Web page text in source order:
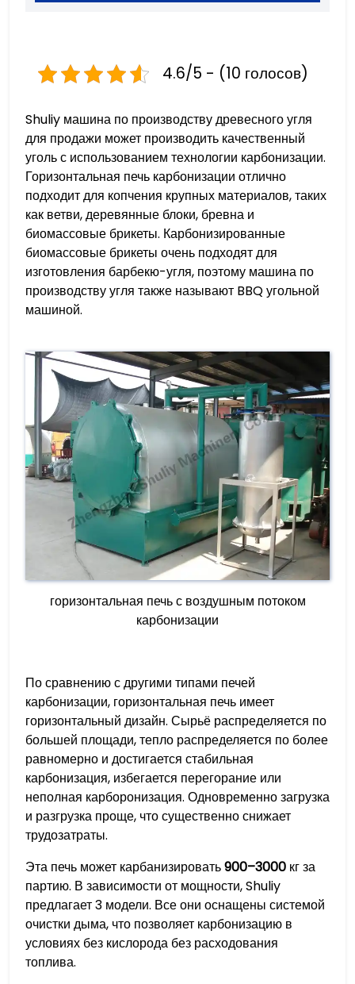
4.6/5 - (10 голосов)
Shuliy машина по производству древесного угля
для продажи может производить качественный
уголь с использованием технологии карбонизации.
Горизонтальная печь карбонизации отлично
подходит для копчения крупных материалов, таких
как ветви, деревянные блоки, бревна и
биомассовые брикеты. Карбонизированные
биомассовые брикеты очень подходят для
изготовления барбекю-угля, поэтому машина по
производству угля также называют BBQ угольной
машиной.
горизонтальная печь с воздушным потоком
карбонизации
По сравнению с другими типами печей
карбонизации, горизонтальная печь имеет
горизонтальный дизайн. Сырьё распределяется по
большей площади, тепло распределяется по более
равномерно и достигается стабильная
карбонизация, избегается перегорание или
неполная карборонизация. Одновременно загрузка
и разгрузка проще, что существенно снижает
трудозатраты.
Эта печь может карбанизировать900–3000 кг за
партию. В зависимости от мощности, Shuliy
предлагает 3 модели. Все они оснащены системой
очистки дыма, что позволяет карбонизацию в
условиях без кислорода без расходования
топлива.